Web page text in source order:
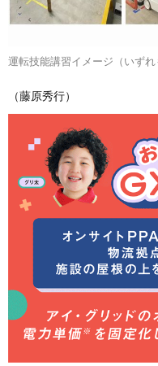
運転技能講習イメージ（いずれ
（藤原秀行）